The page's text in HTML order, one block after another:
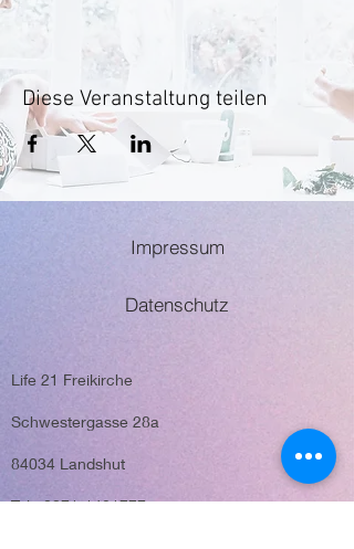
Diese Veranstaltung teilen
Impressum
Datenschutz
Life 21 Freikirche
Schwestergasse 28a
84034 Landshut
Tel.: 0871-1421777